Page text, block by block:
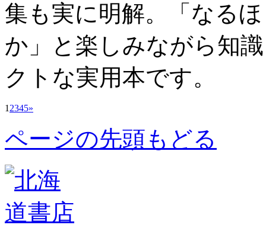
集も実に明解。「なる
か」と楽しみながら知
クトな実用本です。
1 2345»
ページの先頭もどる